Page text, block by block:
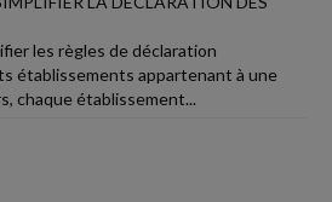
les règles de déclaration
établissements appartenant à une
chaque établissement...